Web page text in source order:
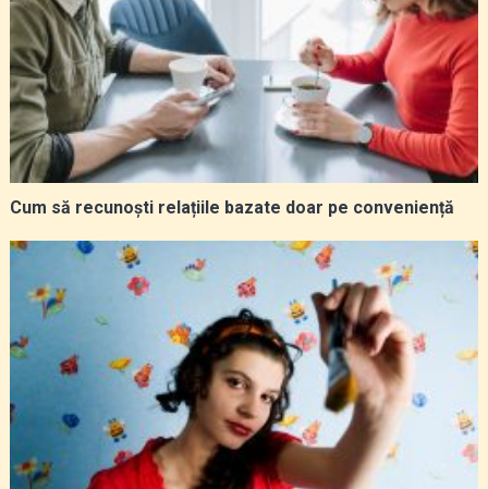
Cum să recunoști relațiile bazate doar pe conveniență